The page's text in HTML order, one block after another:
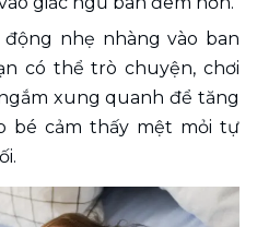
nhẹ nhàng vào ban
có thể trò chuyện, chơi
xung quanh để tăng
bé cảm thấy mệt mỏi tự